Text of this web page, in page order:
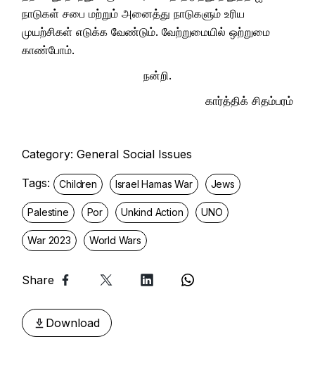
நாடுகள் சபை மற்றும் அனைத்து நாடுகளும் உரிய
முயற்சிகள் எடுக்க வேண்டும். வேற்றுமையில் ஒற்றுமை
காண்போம்.
நன்றி.
கார்த்திக் சிதம்பரம்
Category:General Social Issues
Tags: Children Israel Hamas War Jews
Palestine Por Unkind Action UNO
War 2023 World Wars
Share
Download